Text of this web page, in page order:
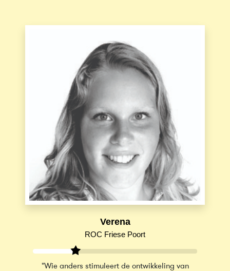
Verena
ROC Friese Poort
"Wie anders stimuleert de ontwikkeling van